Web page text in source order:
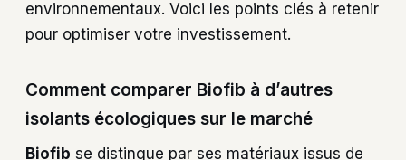
environnementaux. Voici les points clés à retenir
pour optimiser votre investissement.
Comment comparer Biofib à d’autres
isolants écologiques sur le marché
Biofib se distingue par ses matériaux issus de